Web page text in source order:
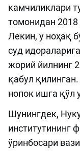
камчиликлари
томонидан
Лекин, у ноҳақ
суд
жорий йилнинг
қабул
нопок ишга қўл
Шунингдек,
институтининг
ўринбосари